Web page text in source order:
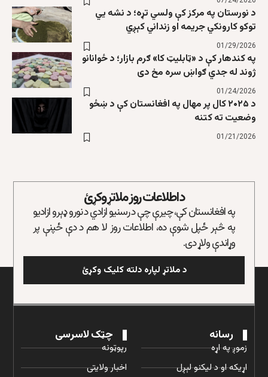
د نورستان په مرکز کې ولسي تړه؛ د نشه يي
توکو کارونکي جریمه او زنداني کېږي
01/29/2026
په کندهار کې د «ټابلیټ کا» ګرم بازار؛ د ځوانانو
ژوند له جدي ګواښ سره مخ دی
01/24/2026
د ۲۰۲۵ کال پر مهال په افغانستان کې د ښځو
وضعیت ته کتنه
01/21/2026
د اطلاعات روز ملاتړ وکړئ
په افغانستان کې، چیرې چې د رسنیو ازادي د نورو ډېرو ازادیو
په څېر ځپل شوې ده، اطلاعات روز لا هم د دې ځپنې پر
وړاندې ولاړ دی.
د ملاتړ لپاره دلته کلیک وکړئ
رسانه
زموږ په اړه
اړیکه او د لیکنو لېږل
چټک لاسرسی
رپوټونه
اخبار ولایتی